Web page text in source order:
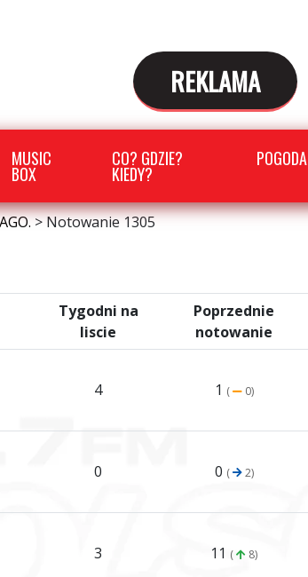
REKLAMA
MUSIC
BOX
CO? GDZIE?
KIEDY?
POGODA
>Notowanie 1305
Tygodni na
liscie
Poprzednie
notowanie
4 1 ( 0)
0 0 ( 2)
3 11 ( 8)